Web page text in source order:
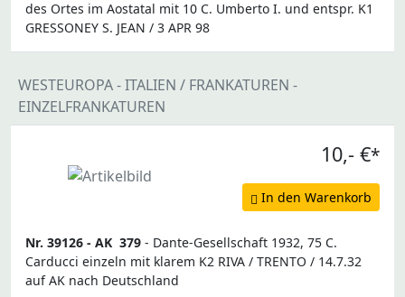
des Ortes im Aostatal mit 10 C. Umberto I. und entspr. K1
GRESSONEY S. JEAN / 3 APR 98
WESTEUROPA - ITALIEN / FRANKATUREN -
EINZELFRANKATUREN
10,- €*
In den Warenkorb
Nr. 39126 - AK 379 - Dante-Gesellschaft 1932, 75 C.
Carducci einzeln mit klarem K2 RIVA / TRENTO / 14.7.32
auf AK nach Deutschland